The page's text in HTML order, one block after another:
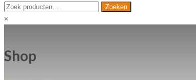
Open
Mobile
Zoeken
naar:
Zoeken
×
Shop